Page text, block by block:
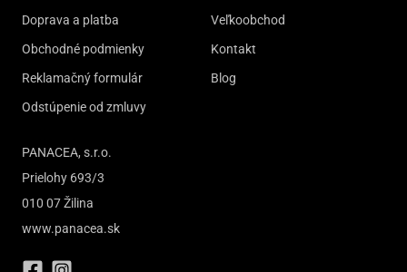
Doprava a platba
Obchodné podmienky
Reklamačný formulár
Odstúpenie od zmluvy
Veľkoobchod
Kontakt
Blog
PANACEA, s.r.o.
Prielohy 693/3
010 07 Žilina
www.panacea.sk